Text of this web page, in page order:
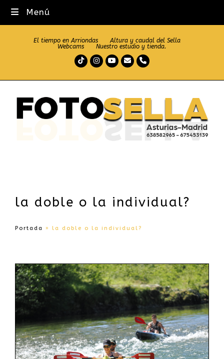
Menú
El tiempo en Arriondas
Altura y caudal del Sella
Webcams
Nuestro estudio y tienda.
TiktokInstagram
Youtube
CorreoTeléfono
la doble o la individual?
Portada » la doble o la individual?